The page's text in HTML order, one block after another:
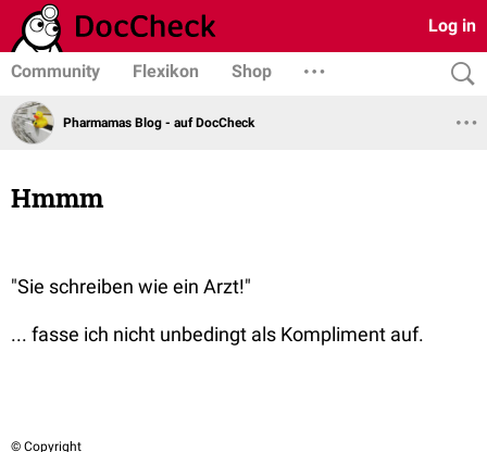
Log in
Community Flexikon Shop
Pharmamas Blog - auf DocCheck
Hmmm
"Sie schreiben wie ein Arzt!"
... fasse ich nicht unbedingt als Kompliment auf.
© Copyright